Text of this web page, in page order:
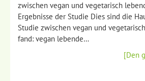
zwischen vegan und vegetarisch
Ergebnisse der Studie Dies sind die
Studie zwischen vegan und
fand: vegan lebende…
[Den